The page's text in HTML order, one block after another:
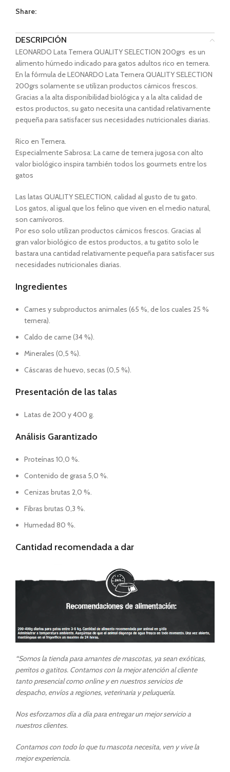
Share:
DESCRIPCIÓN
LEONARDO Lata Ternera QUALITY SELECTION 200grs es un
alimento húmedo indicado para gatos adultos rico en ternera.
En la fórmula de LEONARDO Lata Ternera QUALITY SELECTION
200grs solamente se utilizan productos cárnicos frescos.
Gracias a la alta disponibilidad biológica y a la alta calidad de
estos productos, su gato necesita una cantidad relativamente
pequeña para satisfacer sus necesidades nutricionales diarias.
Rico en Ternera.
Especialmente Sabrosa: La carne de ternera jugosa con alto
valor biológico inspira también todos los gourmets entre los
gatos
Las latas QUALITY SELECTION, calidad al gusto de tu gato.
Los gatos, al igual que los felino que viven en el medio natural,
son carnívoros.
Por eso solo utilizan productos cárnicos frescos. Gracias al
gran valor biológico de estos productos, a tu gatito solo le
bastara una cantidad relativamente pequeña para satisfacer sus
necesidades nutricionales diarias.
Ingredientes
Carnes y subproductos animales (65 %, de los cuales 25 %
ternera).
Caldo de carne (34 %).
Minerales (0,5 %).
Cáscaras de huevo, secas (0,5 %).
Presentación de las talas
Latas de 200 y 400 g.
Análisis Garantizado
Proteínas 10,0 %.
Contenido de grasa 5,0 %.
Cenizas brutas 2,0 %.
Fibras brutas 0,3 %.
Humedad 80 %.
Cantidad recomendada a dar
“Somos la tienda para amantes de mascotas, ya sean exóticas,
perritos o gatitos. Contamos con la mejor atención al cliente
tanto presencial como online y en nuestros servicios de
despacho, envíos a regiones, veterinaria y peluquería.
Nos esforzamos día a día para entregar un mejor servicio a
nuestros clientes.
Contamos con todo lo que tu mascota necesita, ven y vive la
mejor experiencia.